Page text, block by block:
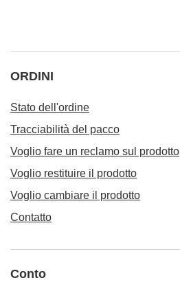
ORDINI
Stato dell'ordine
Tracciabilità del pacco
Voglio fare un reclamo sul prodotto
Voglio restituire il prodotto
Voglio cambiare il prodotto
Contatto
Conto